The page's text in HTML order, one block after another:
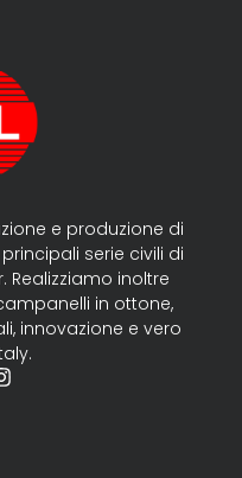
e produzione di
serie civili di
Realizziamo inoltre
in ottone,
innovazione e vero